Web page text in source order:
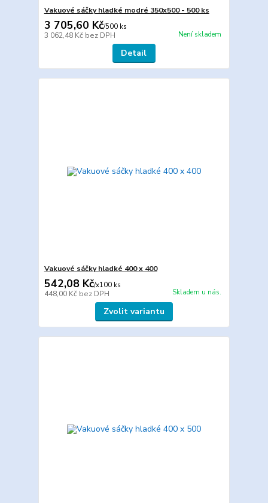
Vakuové sáčky hladké modré 350x500 - 500 ks
3 705,60 Kč/500 ks
3 062,48 Kč bez DPH Není skladem
Detail
Vakuové sáčky hladké 400 x 400
542,08 Kč/x100 ks
448,00 Kč bez DPH Skladem u nás.
Zvolit variantu